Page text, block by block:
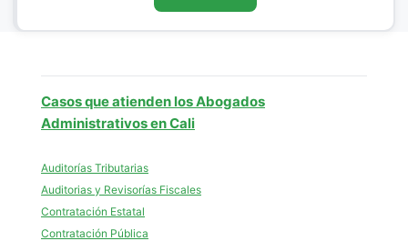
Casos que atienden los Abogados
Administrativos en Cali
Auditorías Tributarias
Auditorias y Revisorías Fiscales
Contratación Estatal
Contratación Pública